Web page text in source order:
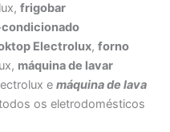
frigobar
Electrolux,forno
máquina de lavar
emáquina de lava
os eletrodomésticos